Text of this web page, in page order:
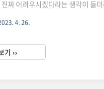
짜 어려우시겠다라는 생각이 들
도 있어요. 일단 60세 이상 어르
접수 방법 : 화 ~ 금 평일 2층 사무
내용, 유튜브 활용법,..
4. 26.
기 ››